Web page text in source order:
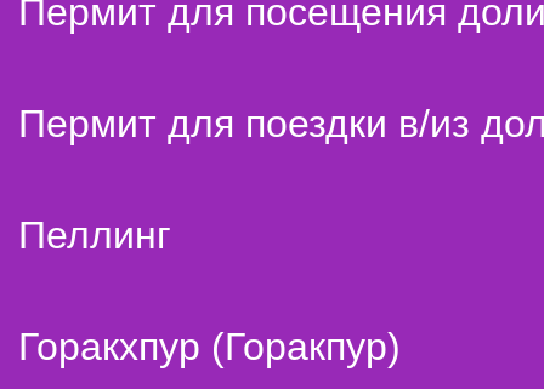
Пермит для посещения
Пермит для поездки в/из
Пеллинг
Горакхпур (Горакпур)